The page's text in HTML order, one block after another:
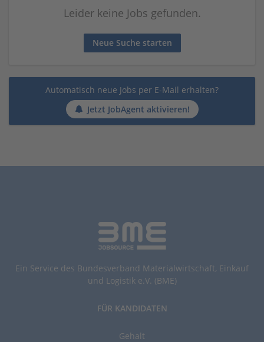
Leider keine Jobs gefunden.
Neue Suche starten
Automatisch neue Jobs per E-Mail erhalten?
Jetzt JobAgent aktivieren!
Ein Service des Bundesverband Materialwirtschaft, Einkauf
und Logistik e.V. (BME)
FÜR KANDIDATEN
Gehalt